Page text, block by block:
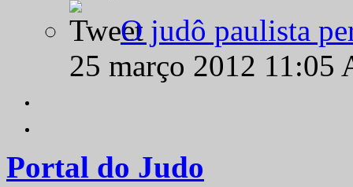
O judô paulista
25 março 2012
Portal do Judo